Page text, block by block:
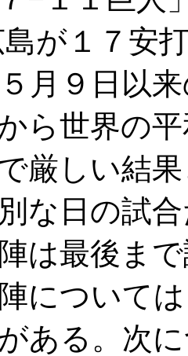
が１７安
月９日以
ら世界の
で厳しい結
な日の試
は最後ま
について
ある。次